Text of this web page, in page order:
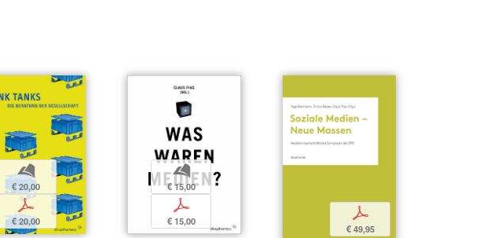
b
€ 20,00
p
€ 20,00
b
€ 15,00
p
€ 15,00 p
€ 49,95